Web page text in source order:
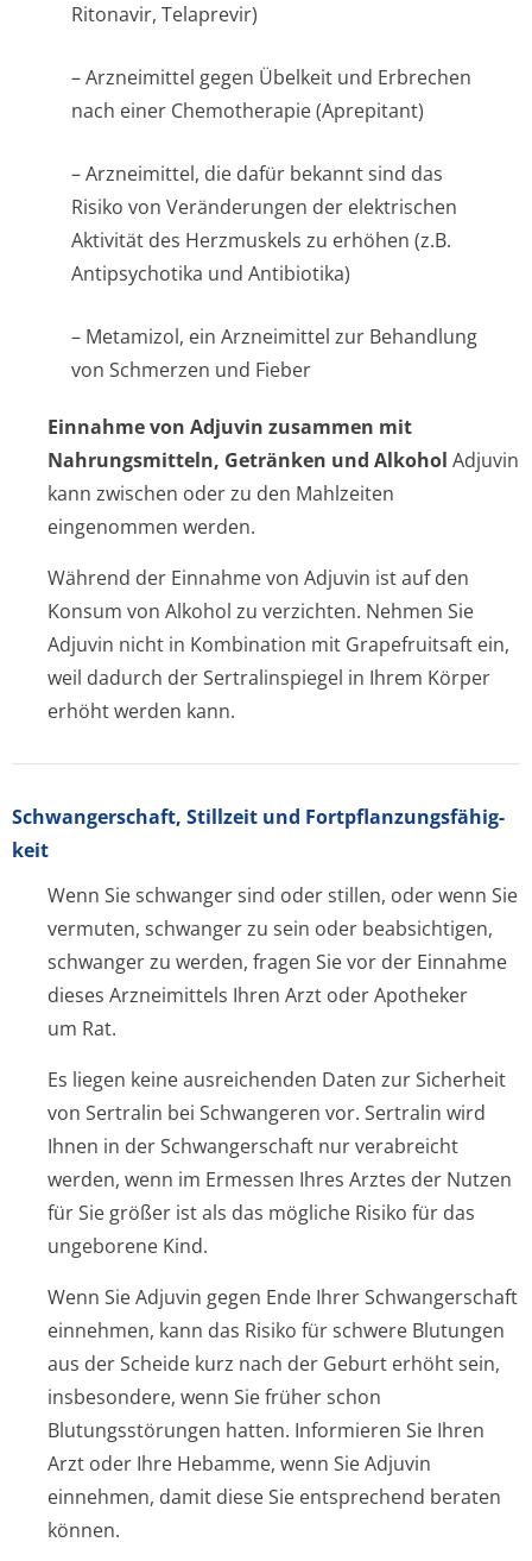
Ritonavir, Telaprevir)
– Arzneimittel gegen Übelkeit und Erbrechen
nach einer Chemotherapie (Aprepitant)
– Arzneimittel, die dafür bekannt sind das
Risiko von Veränderungen der elektrischen
Aktivität des Herzmuskels zu erhöhen (z.B.
Antipsychotika und Antibiotika)
– Metamizol, ein Arzneimittel zur Behandlung
von Schmerzen und Fieber
Einnahme von Adjuvin zusammen mit
Nahrungsmitteln, Getränken und Alkohol Adjuvin
kann zwischen oder zu den Mahlzeiten
eingenommen werden.
Während der Einnahme von Adjuvin ist auf den
Konsum von Alkohol zu verzichten. Nehmen Sie
Adjuvin nicht in Kombination mit Grapefruitsaft ein,
weil dadurch der Sertralinspiegel in Ihrem Körper
erhöht werden kann.
Schwangerschaft, Stillzeit und Fortpflanzungsfähig­
keit
Wenn Sie schwanger sind oder stillen, oder wenn Sie
vermuten, schwanger zu sein oder beabsichtigen,
schwanger zu werden, fragen Sie vor der Einnahme
dieses Arzneimittels Ihren Arzt oder Apotheker
um Rat.
Es liegen keine ausreichenden Daten zur Sicherheit
von Sertralin bei Schwangeren vor. Sertralin wird
Ihnen in der Schwangerschaft nur verabreicht
werden, wenn im Ermessen Ihres Arztes der Nutzen
für Sie größer ist als das mögliche Risiko für das
ungeborene Kind.
Wenn Sie Adjuvin gegen Ende Ihrer Schwangerschaft
einnehmen, kann das Risiko für schwere Blutungen
aus der Scheide kurz nach der Geburt erhöht sein,
insbesondere, wenn Sie früher schon
Blutungsstörungen hatten. Informieren Sie Ihren
Arzt oder Ihre Hebamme, wenn Sie Adjuvin
einnehmen, damit diese Sie entsprechend beraten
können.